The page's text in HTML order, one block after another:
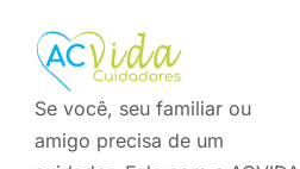
Se você, seu familiar ou
amigo precisa de um